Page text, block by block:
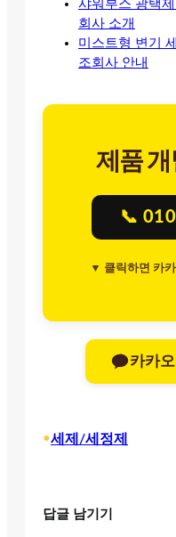
샤워부스 광택
회사 소개
미스트형 변기
조회사 안내
제품
📞
▼ 클릭하면 카
카카
•세제/세정제
답글 남기기